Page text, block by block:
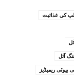
کی غذائیت
آئل
بیوٹی ریمیڈیز